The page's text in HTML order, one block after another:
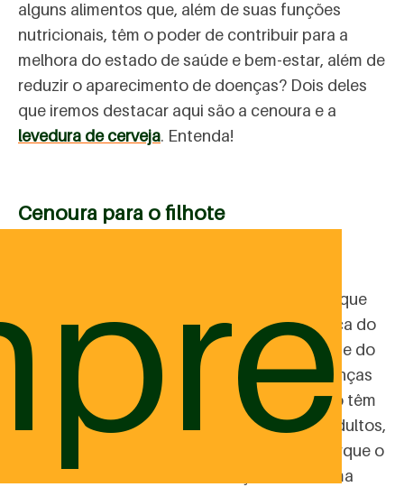
alguns alimentos que, além de suas funções
nutricionais, têm o poder de contribuir para a
melhora do estado de saúde e bem-estar, além de
reduzir o aparecimento de doenças? Dois deles
que iremos destacar aqui são a cenoura e a
levedura de cerveja. Entenda!
Cenoura para o filhote
substância conhecida como betacaroteno, que
confere a coloração alaranjada característica do
vegetal e que ajuda a aumentar a capacidade do
organismo dos cachorros de combater doenças
oportunistas. Para os filhotes, que ainda não têm
toda a resistência formada como os cães adultos,
essa proteção extra é fundamental. Isso porque o
betacaroteno aumenta a ativação do sistema